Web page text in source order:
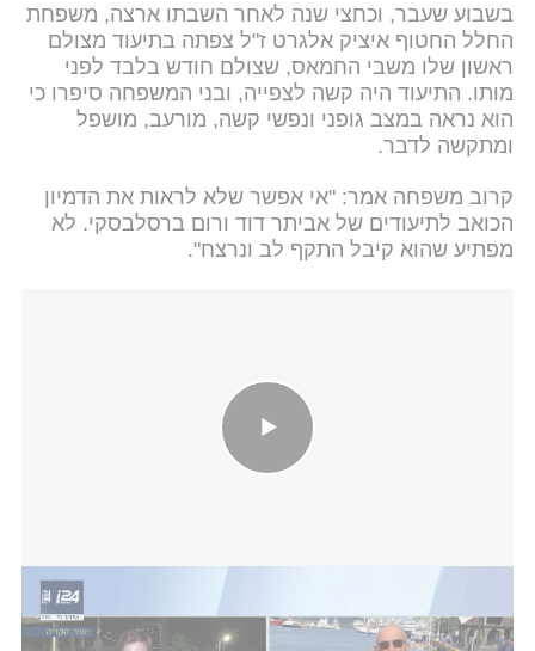
בשבוע שעבר, וכחצי שנה לאחר השבתו ארצה, משפחת
החלל החטוף איציק אלגרט ז"ל צפתה בתיעוד מצולם
ראשון שלו משבי החמאס, שצולם חודש בלבד לפני
מותו. התיעוד היה קשה לצפייה, ובני המשפחה סיפרו כי
הוא נראה במצב גופני ונפשי קשה, מורעב, מושפל
ומתקשה לדבר.
קרוב משפחה אמר: "אי אפשר שלא לראות את הדמיון
הכואב לתיעודים של אביתר דוד ורום ברסלבסקי. לא
מפתיע שהוא קיבל התקף לב ונרצח".
התיעוד מהשבי של איציק אלגרט | הדיווח של יונתן רוה